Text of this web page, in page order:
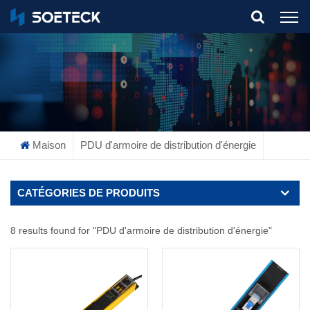
What Are You Looking For?
Maison PDU d'armoire de distribution d'énergie
CATÉGORIES DE PRODUITS
8 results found for "PDU d'armoire de distribution d'énergie"